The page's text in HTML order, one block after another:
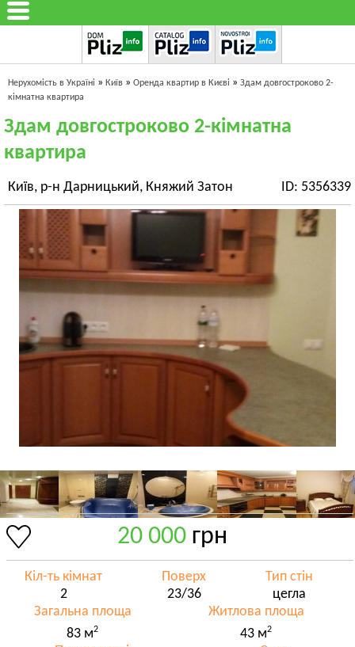
Нерухомість в Україні » Київ » Оренда квартир в Києві » Здам довгостроково 2-
кімнатна квартира
Здам довгостроково 2-кімнатна
квартира
Київ, р-н Дарницький, Княжий Затон ID: 5356339
20 000 грн
Кіл-ть кімнат
2
Поверх
23/36
Тип стін
цегла
Загальна площа
83 м2
Житлова площа
43 м2